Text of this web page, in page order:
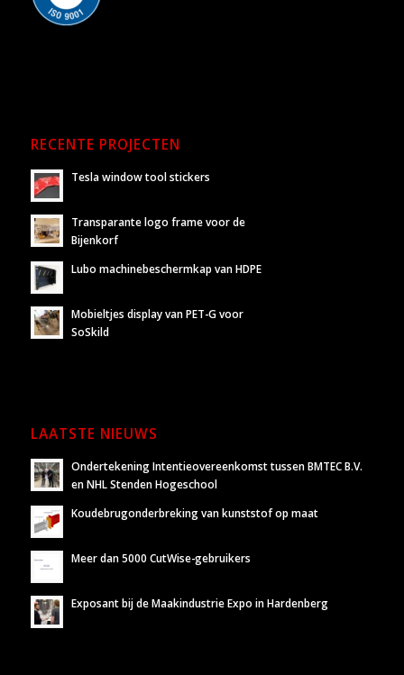
RECENTE PROJECTEN
Tesla window tool stickers
Transparante logo frame voor de
Bijenkorf
Lubo machinebeschermkap van HDPE
Mobieltjes display van PET-G voor
SoSkild
LAATSTE NIEUWS
Ondertekening Intentieovereenkomst tussen BMTEC B.V.
en NHL Stenden Hogeschool
Koudebrugonderbreking van kunststof op maat
Meer dan 5000 CutWise-gebruikers
Exposant bij de Maakindustrie Expo in Hardenberg